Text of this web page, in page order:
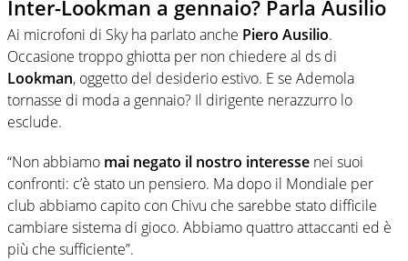
Inter-Lookman a gennaio? Parla Ausilio
Ai microfoni di Sky ha parlato anche Piero Ausilio.
Occasione troppo ghiotta per non chiedere al ds di
Lookman, oggetto del desiderio estivo. E se Ademola
tornasse di moda a gennaio? Il dirigente nerazzurro lo
esclude.
“Non abbiamo mai negato il nostro interesse nei suoi
confronti: c’è stato un pensiero. Ma dopo il Mondiale per
club abbiamo capito con Chivu che sarebbe stato difficile
cambiare sistema di gioco. Abbiamo quattro attaccanti ed è
più che sufficiente”.